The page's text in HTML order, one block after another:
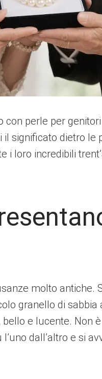
perle per
significato dietro le
i loro incredibili
molto antiche.
granello di sabbia
e lucente. Non
dall’altro e si